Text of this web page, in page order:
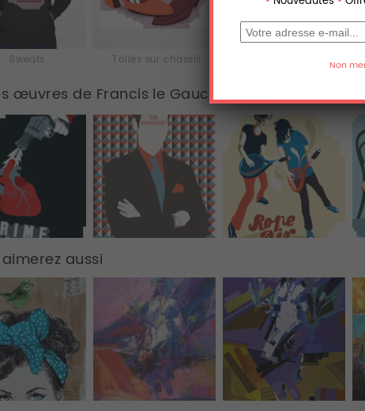
Sweats Toiles sur chassis iPhone & iPod Skins
œuvres de Francis le Gaucher
aussi